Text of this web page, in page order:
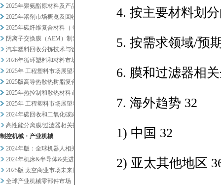
2025年聚氨酯原材料及产品市...
2025年溶剂市场概览及回收相...
2025年碳纤维复合材料（ C...
阴离子交换膜（AEM）制氢及其...
汽车塑料回收分拣技术与设备调查
2026年循环塑料和材料市场新...
2025年 工程塑料市场展望和...
2025版高导热散热树脂复合材...
2025年热控制和散热材料市场...
2025年 工程塑料市场展望和...
2024年碳回收和二氧化碳减排...
高性能分离膜/过滤器相关技术和...
制控机械・产业机械
2024年版：全球机器人相关市...
2024年机床&半导体&先进设...
2025版 太空商业市场未来展...
全球产业机械零部件市场
4. 按主要材料划
5. 按需求领域/预
6. 膜和过滤器相
7. 海外趋势 32
1) 中国 32
2) 亚太其他地区